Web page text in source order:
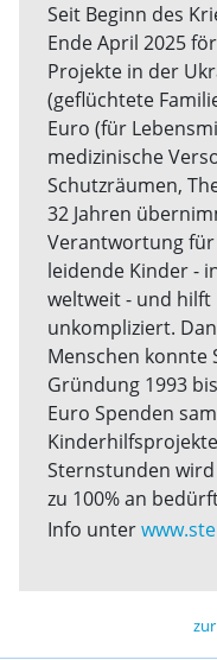
Seit Beginn des
Ende April 2025
Projekte in der
(geflüchtete
Euro (für
medizinische
Schutzräumen,
32 Jahren
Verantwortung
leidende Kinder -
weltweit - und
unkompliziert.
Menschen
Gründung 1993
Euro Spenden
Sternstunden
zu 100% an
Info unter